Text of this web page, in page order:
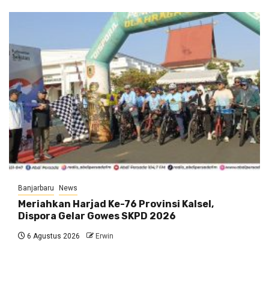
Banjarbaru News
Meriahkan Harjad Ke-76 Provinsi Kalsel,
Dispora Gelar Gowes SKPD 2026
6 Agustus 2026 Erwin